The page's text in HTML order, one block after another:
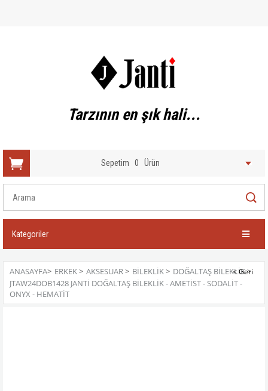
Tarzının en şık hali...
Sepetim 0 Ürün
Kategoriler
ANASAYFA> ERKEK> AKSESUAR> BILEKLIK> DOĞALTAŞ BILEKLIK>
JTAW24DOB1428 JANTİ DOĞALTAŞ BİLEKLİK - AMETİST - SODALİT -
ONYX - HEMATİT